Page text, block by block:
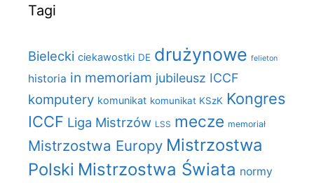
Tagi
Bielecki ciekawostki DE drużynowe felieton
historia in memoriam jubileusz ICCF
komputery komunikat komunikat KSzK Kongres
ICCF Liga Mistrzów LSS mecze memoriał
Mistrzostwa Europy Mistrzostwa
Polski Mistrzostwa Świata normy